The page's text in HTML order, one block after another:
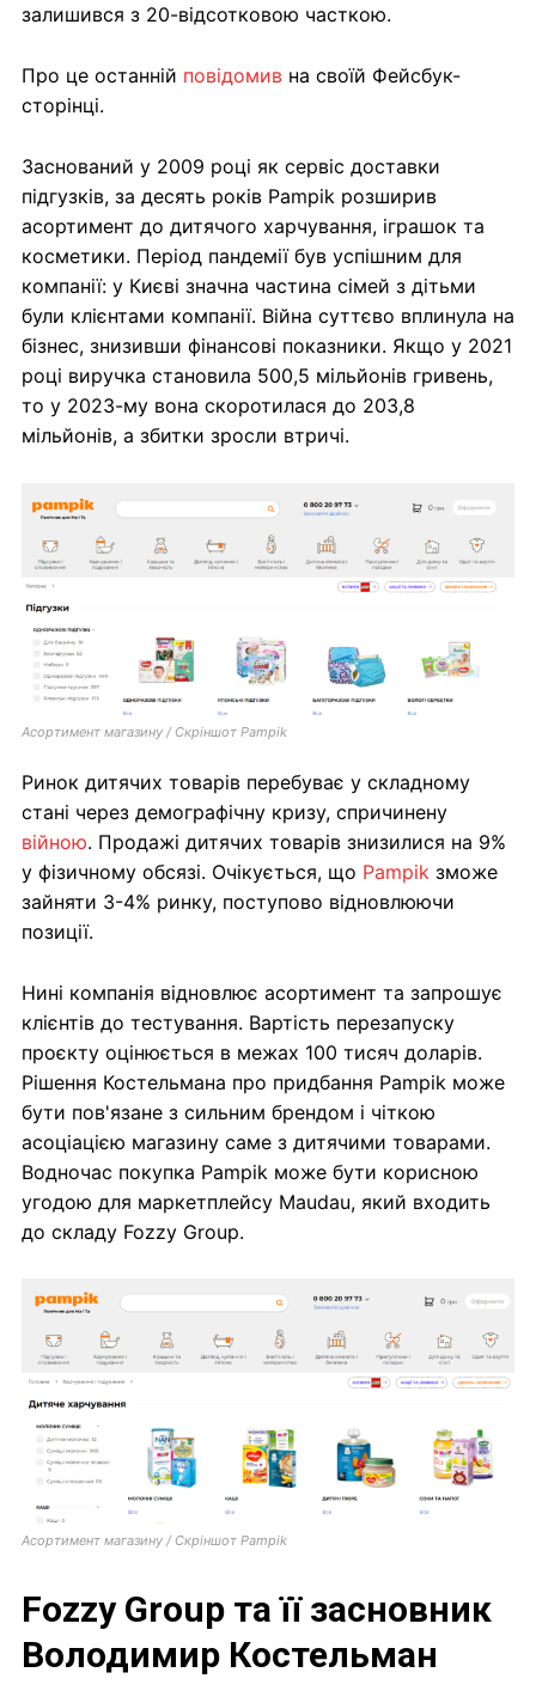
залишився з 20-відсотковою часткою.
Про це останній повідомив на своїй Фейсбук-
сторінці.
Заснований у 2009 році як сервіс доставки
підгузків, за десять років Pampik розширив
асортимент до дитячого харчування, іграшок та
косметики. Період пандемії був успішним для
компанії: у Києві значна частина сімей з дітьми
були клієнтами компанії. Війна суттєво вплинула на
бізнес, знизивши фінансові показники. Якщо у 2021
році виручка становила 500,5 мільйонів гривень,
то у 2023-му вона скоротилася до 203,8
мільйонів, а збитки зросли втричі.
Асортимент магазину / Скріншот Pampik
Ринок дитячих товарів перебуває у складному
стані через демографічну кризу, спричинену
війною. Продажі дитячих товарів знизилися на 9%
у фізичному обсязі. Очікується, що Pampik зможе
зайняти 3-4% ринку, поступово відновлюючи
позиції.
Нині компанія відновлює асортимент та запрошує
клієнтів до тестування. Вартість перезапуску
проєкту оцінюється в межах 100 тисяч доларів.
Рішення Костельмана про придбання Pampik може
бути пов'язане з сильним брендом і чіткою
асоціацією магазину саме з дитячими товарами.
Водночас покупка Pampik може бути корисною
угодою для маркетплейсу Maudau, який входить
до складу Fozzy Group.
Асортимент магазину / Скріншот Pampik
Fozzy Group та її засновник
Володимир Костельман